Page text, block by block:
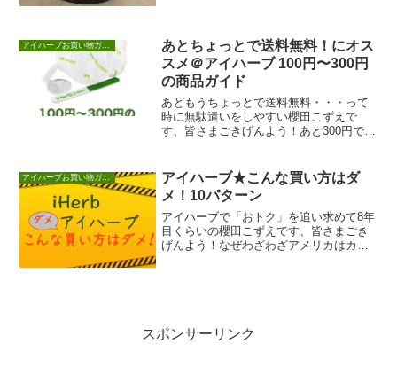
あとちょっとで送料無料！にオス
スメ＠アイハーブ 100円〜300円
の商品ガイド
あともうちょっとで送料無料・・・って
時に無駄遣いをしやすい櫻田こずえで
す、皆さまごきげんよう！あと300円で送
アイハーブ★こんな買い方はダ
メ！10パターン
アイハーブで「おトク」を追い求めて8年
目くらいの櫻田こずえです、皆さまごき
げんよう！なぜわざわざアメリカはカリ
スポンサーリンク